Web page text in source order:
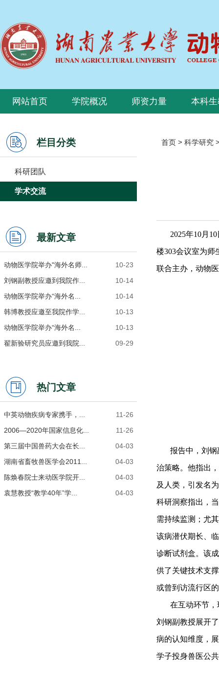
网站首页 学院概况 师资力量 本科
栏目分类
科研团队
学术交流
最新文章
10-23
动物医学院举办"海外名师...
10-14
刘钢副教授应邀到我院作...
10-14
动物医学院举办“海外名...
10-13
韩博教授应邀至我院作学...
10-13
动物医学院举办“海外名...
09-29
翟新验研究员应邀到我院...
热门文章
11-26
中英动物疾病专家携手，...
11-26
2006―2020年国家信息化...
04-03
第三届中国兽药大会在长...
04-03
湖南省畜牧兽医学会2011...
04-03
陈焕春院士来动医学院开...
04-03
袁慧教授“教学40年”学...
首页 > 科学研究
2025年10月
楼303会议室为师
联合主办，动物
报告中，刘钢
治策略。他指出
及人类，引发名为
科研洞察指出，
需持续监测；尤
该病潜伏期长、
诊断试剂盒。该
供了关键技术支撑
或曾到访流行区
在互动环节
刘钢副教授展开
病的认知维度，
学子投身兽医公